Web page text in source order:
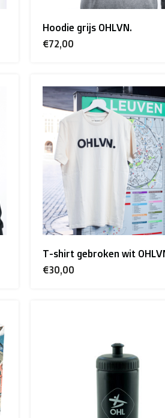
Hoodie grijs OHLVN.
€72,00
T-shirt gebroken wit
€30,00